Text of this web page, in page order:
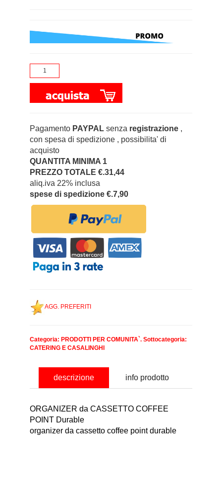
Pagamento PAYPAL senza registrazione ,
con spesa di spedizione , possibilita' di
acquisto
QUANTITA MINIMA 1
PREZZO TOTALE €.31,44
aliq.iva 22% inclusa
spese di spedizione €.7,90
AGG. PREFERITI
Categoria: PRODOTTI PER COMUNITA`. Sottocategoria:
CATERING E CASALINGHI
descrizione info prodotto
ORGANIZER da CASSETTO COFFEE
POINT Durable
organizer da cassetto coffee point durable